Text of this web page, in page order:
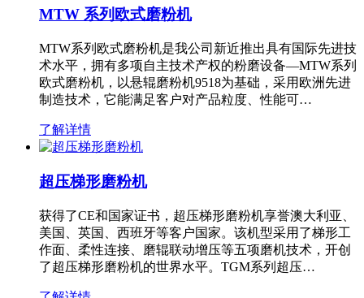
MTW 系列欧式磨粉机
MTW系列欧式磨粉机是我公司新近推出具有国际先进技
术水平，拥有多项自主技术产权的粉磨设备—MTW系列
欧式磨粉机，以悬辊磨粉机9518为基础，采用欧洲先进
制造技术，它能满足客户对产品粒度、性能可…
了解详情
超压梯形磨粉机
获得了CE和国家证书，超压梯形磨粉机享誉澳大利亚、
美国、英国、西班牙等客户国家。该机型采用了梯形工
作面、柔性连接、磨辊联动增压等五项磨机技术，开创
了超压梯形磨粉机的世界水平。TGM系列超压…